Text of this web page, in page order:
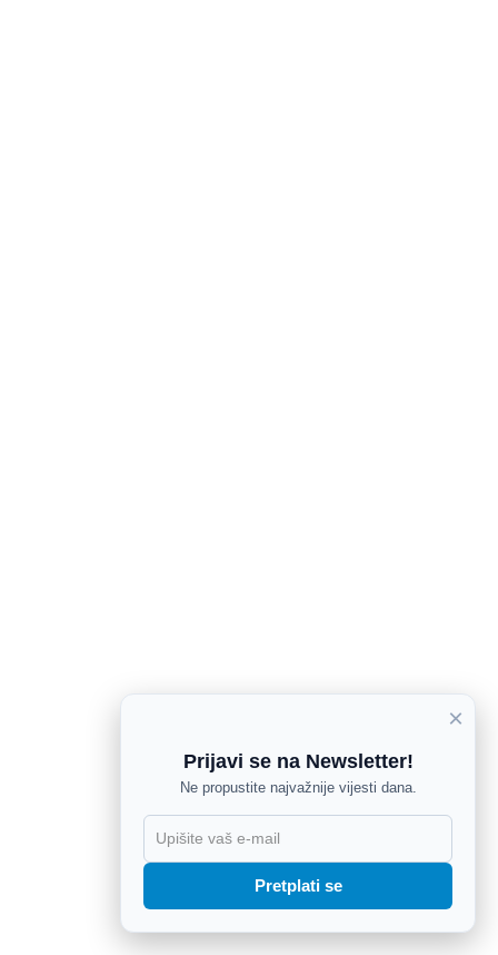
×
Prijavi se na Newsletter!
Ne propustite najvažnije vijesti dana.
Pretplati se